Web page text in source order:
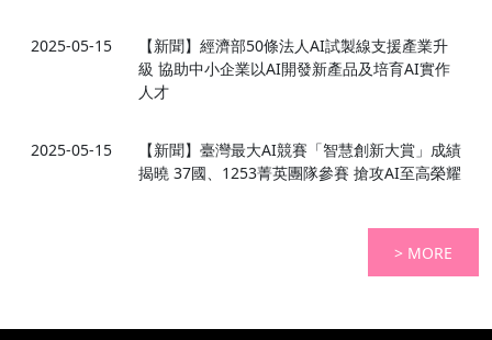
2025-05-15
【新聞】經濟部50條法人AI試製線支援產業升
級 協助中小企業以AI開發新產品及培育AI實作
人才
2025-05-15
【新聞】臺灣最大AI競賽「智慧創新大賞」成績
揭曉 37國、1253菁英團隊參賽 搶攻AI至高榮耀
> MORE